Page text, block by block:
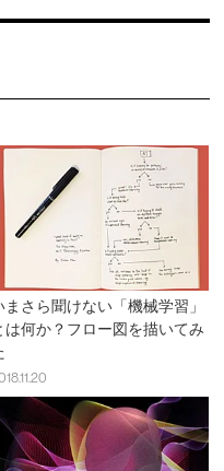
まさら聞けない「機械学習」
は何か？フロー図を描いてみ